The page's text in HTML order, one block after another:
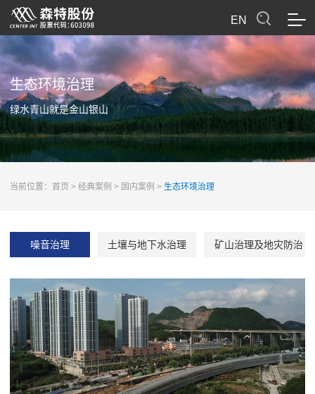
EN
生态环境治理
绿水青山就是金山银山
当前位置： 首页 > 经典案例 > 国内案例 > 生态环境治理
噪音治理 土壤与地下水治理 矿山治理及地灾防治